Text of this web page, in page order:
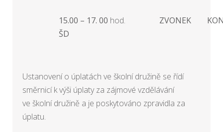
15.00 – 17. 00 hod. ZVONEK
ŠD
Ustanovení o úplatách ve školní družině se řídí
směrnicí k výši úplaty za zájmové vzdělávání
ve školní družině a je poskytováno zpravidla za
úplatu.